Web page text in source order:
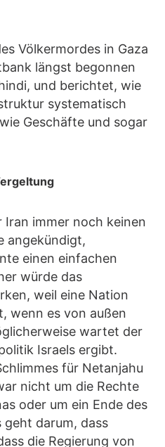
Völkermordes in Gaza
längst begonnen
und berichtet, wie
systematisch
Geschäfte und sogar
Iran immer noch keinen
angekündigt,
einen einfachen
würde das
weil eine Nation
wenn es von außen
wartet der
Israels ergibt.
für Netanjahu
nicht um die Rechte
oder um ein Ende des
geht darum, dass
die Regierung von